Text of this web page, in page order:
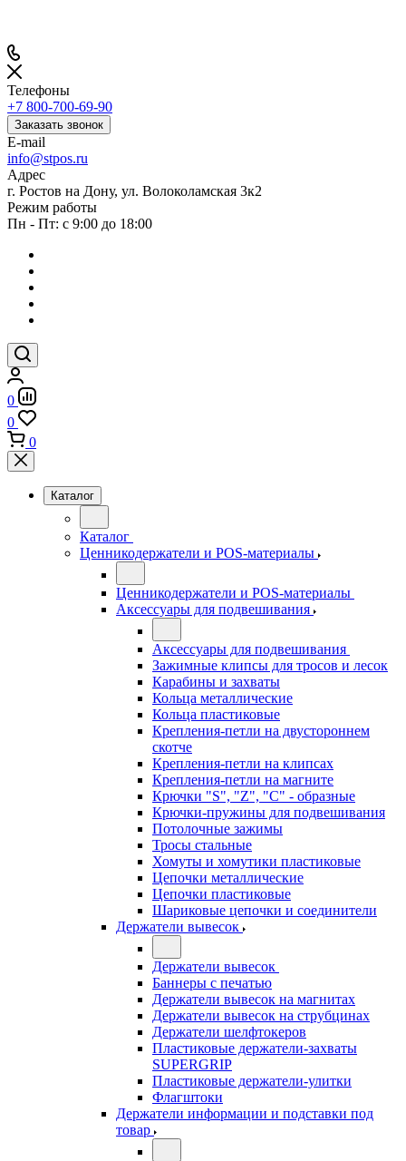
Телефоны
+7 800-700-69-90
Заказать звонок
E-mail
info@stpos.ru
Адрес
г. Ростов на Дону, ул. Волоколамская 3к2
Режим работы
Пн - Пт: с 9:00 до 18:00
0
0
0
Каталог
Каталог
Ценникодержатели и POS-материалы
Ценникодержатели и POS-материалы
Аксессуары для подвешивания
Аксессуары для подвешивания
Зажимные клипсы для тросов и лесок
Карабины и захваты
Кольца металлические
Кольца пластиковые
Крепления-петли на двустороннем
скотче
Крепления-петли на клипсах
Крепления-петли на магните
Крючки "S", "Z", "C" - образные
Крючки-пружины для подвешивания
Потолочные зажимы
Тросы стальные
Хомуты и хомутики пластиковые
Цепочки металлические
Цепочки пластиковые
Шариковые цепочки и соединители
Держатели вывесок
Держатели вывесок
Баннеры с печатью
Держатели вывесок на магнитах
Держатели вывесок на струбцинах
Держатели шелфтокеров
Пластиковые держатели-захваты
SUPERGRIP
Пластиковые держатели-улитки
Флагштоки
Держатели информации и подставки под
товар